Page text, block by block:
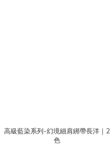
高級藍染系列-幻境細肩綁帶長洋｜2
色